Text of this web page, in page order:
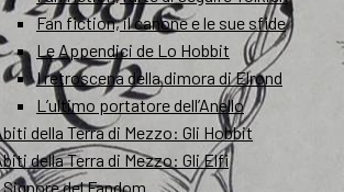
Fan fiction, il canone e le sue sfide
Le Appendici de Lo Hobbit
I retroscena della dimora di Elrond
L’ultimo portatore dell’Anello
della Terra di Mezzo: Gli Hobbit
della Terra di Mezzo: Gli Elfi
Signore del Fandom